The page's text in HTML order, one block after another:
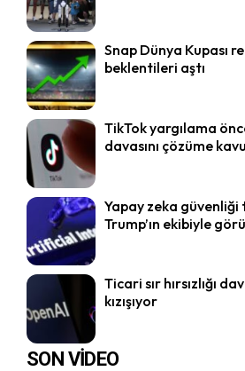
Snap Dünya Kupası
beklentileri aştı
TikTok yargılama
davasını çözüme
Yapay zeka
Trump’ın ekibiyle
Ticari sır hırsızlığı
kızışıyor
SON VİDEO